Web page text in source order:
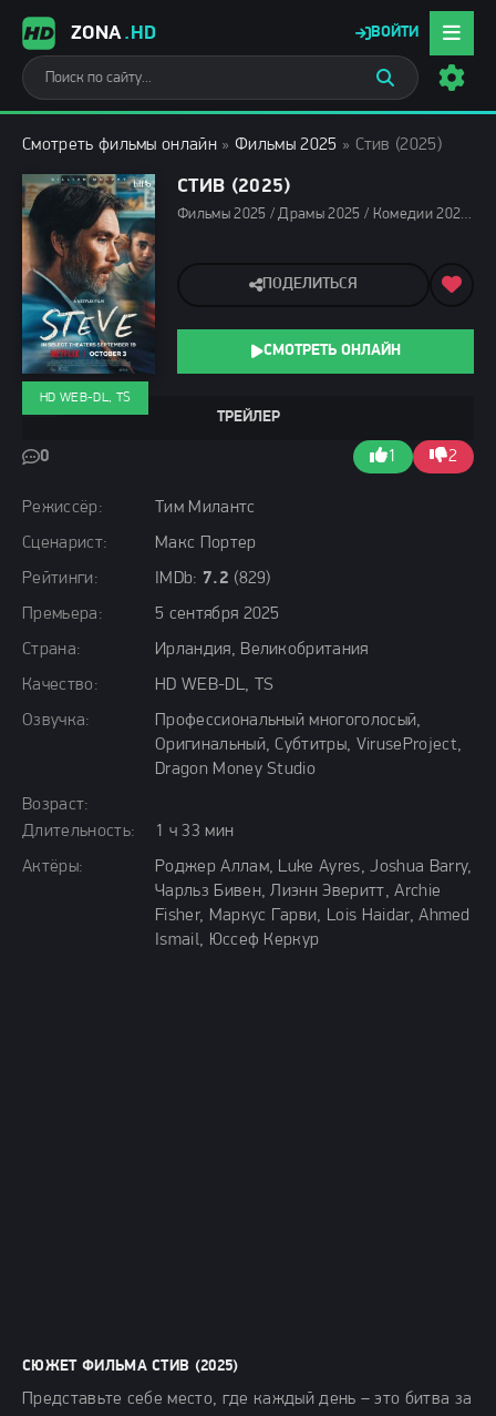
ZONA.HD ВОЙТИ
Смотреть фильмы онлайн » Фильмы 2025 » Стив (2025)
СТИВ (2025)
Фильмы 2025 / Драмы 2025 / Комедии 2025 / Зарубежные фильмы 2025 / Последние фильмы 2025 / Новинки кино 2025 / Фильмы осени 2025 / Смотреть фильмы онлайн
Режиссёр:
Тим Милантс
Сценарист:
Макс Портер
Рейтинги:
IMDb: 7.2 (829)
Премьера:
5 сентября 2025
Страна:
Ирландия, Великобритания
Качество:
HD WEB-DL, TS
Озвучка:
Профессиональный многоголосый,
Оригинальный, Субтитры, ViruseProject,
Dragon Money Studio
Возраст:
Длительность:
1 ч 33 мин
Актёры:
Роджер Аллам, Luke Ayres, Joshua Barry,
Чарльз Бивен, Лиэнн Эверитт, Archie
Fisher, Маркус Гарви, Lois Haidar, Ahmed
Ismail, Юссеф Керкур
ТРЕЙЛЕР
0 1 2
HD WEB-DL, TS
ПОДЕЛИТЬСЯ
СМОТРЕТЬ ОНЛАЙН
СЮЖЕТ ФИЛЬМА СТИВ (2025)
Представьте себе место, где каждый день – это битва за